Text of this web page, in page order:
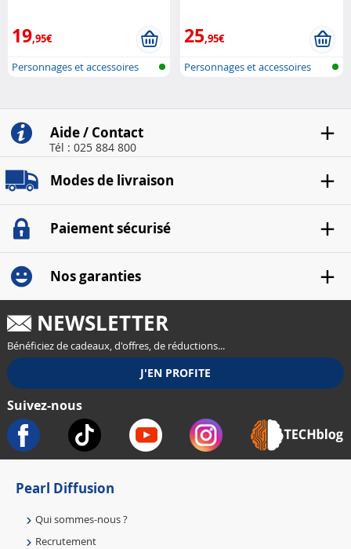
19,95€
Personnages et accessoires
25,95€
Personnages et accessoires
Aide / Contact
Tél : 025 884 800
Modes de livraison
Paiement sécurisé
Nos garanties
NEWSLETTER
Bénéficiez de cadeaux, d'offres, de réductions...
Suivez-nous
Pearl Diffusion
Qui sommes-nous ?
Recrutement